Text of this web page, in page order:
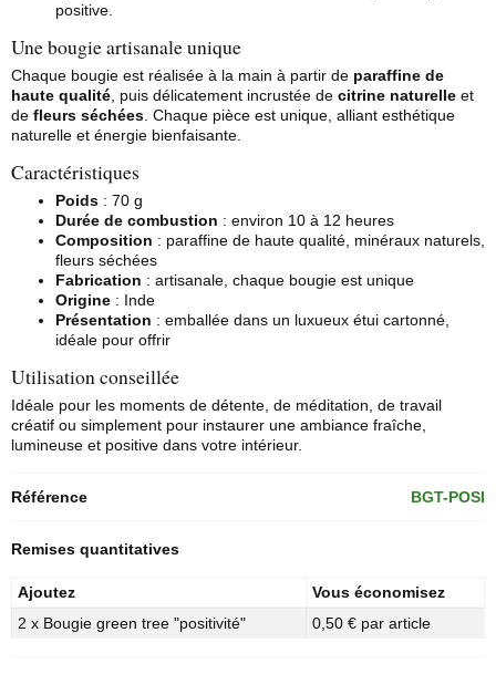
positive.
Une bougie artisanale unique
Chaque bougie est réalisée à la main à partir de paraffine de
haute qualité , puis délicatement incrustée de citrine naturelle et
de fleurs séchées . Chaque pièce est unique, alliant esthétique
naturelle et énergie bienfaisante.
Caractéristiques
Poids : 70 g
Durée de combustion : environ 10 à 12 heures
Composition : paraffine de haute qualité, minéraux naturels,
fleurs séchées
Fabrication : artisanale, chaque bougie est unique
Origine : Inde
Présentation : emballée dans un luxueux étui cartonné,
idéale pour offrir
Utilisation conseillée
Idéale pour les moments de détente, de méditation, de travail
créatif ou simplement pour instaurer une ambiance fraîche,
lumineuse et positive dans votre intérieur.
Référence BGT-POSI
Remises quantitatives
Ajoutez
Vous économisez
2 x Bougie green tree "positivité"
0,50 € par article